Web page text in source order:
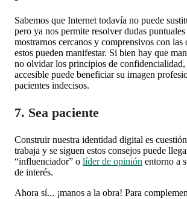
Sabemos que Internet todavía no puede
pero ya nos permite resolver dudas
mostrarnos cercanos y comprensivos con las
estos pueden manifestar. Si bien hay que
no olvidar los principios de confidencialidad,
accesible puede beneficiar su imagen
pacientes indecisos.
7. Sea paciente
Construir nuestra identidad digital es
trabaja y se siguen estos consejos puede
“influenciador” o líder de opinión entorno a
de interés.
Ahora sí... ¡manos a la obra! Para